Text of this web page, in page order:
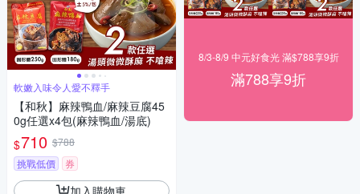
軟嫩入味令人愛不釋手
【和秋】麻辣鴨血/麻辣豆腐45
0g任選x4包(麻辣鴨血/湯底)
$710 $788
挑戰低價
券
加入購物車
8/3-8/9 中元好食光 滿$788享9折
滿788享9折